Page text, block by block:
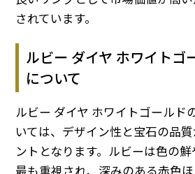
されています。
ルビー ダイヤ ホワイトゴ
について
ルビー ダイヤ ホワイトゴールド
いては、デザイン性と宝石の品
ントとなります。ルビーは色の
最も重視され、深みのある赤色